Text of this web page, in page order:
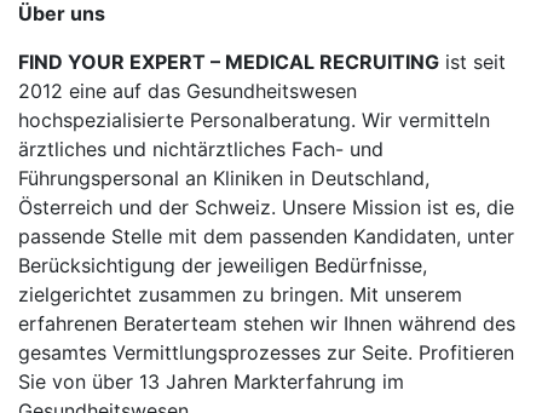
Über uns
FIND YOUR EXPERT – MEDICAL RECRUITING ist seit
2012 eine auf das Gesundheitswesen
hochspezialisierte Personalberatung. Wir vermitteln
ärztliches und nichtärztliches Fach- und
Führungspersonal an Kliniken in Deutschland,
Österreich und der Schweiz. Unsere Mission ist es, die
passende Stelle mit dem passenden Kandidaten, unter
Berücksichtigung der jeweiligen Bedürfnisse,
zielgerichtet zusammen zu bringen. Mit unserem
erfahrenen Beraterteam stehen wir Ihnen während des
gesamtes Vermittlungsprozesses zur Seite. Profitieren
Sie von über 13 Jahren Markterfahrung im